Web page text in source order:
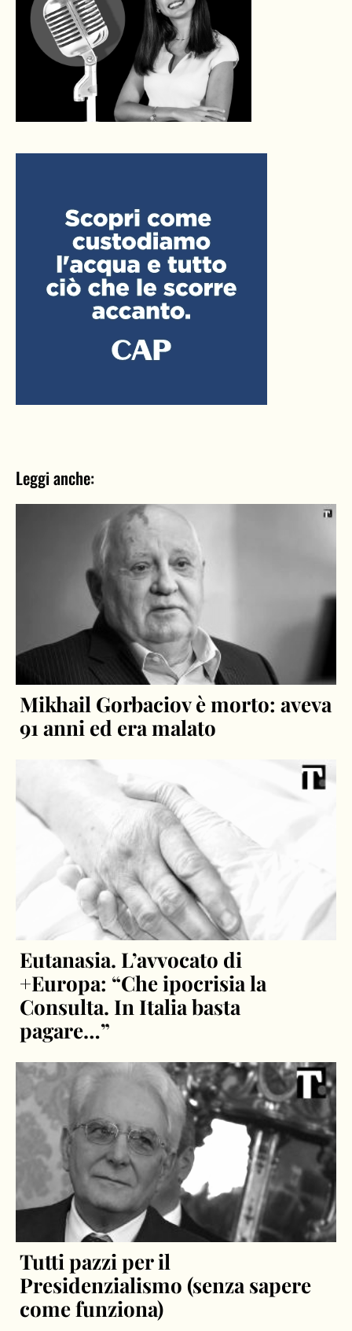
Leggi anche:
Mikhail Gorbaciov è morto: aveva
91 anni ed era malato
Eutanasia. L’avvocato di
+Europa: “Che ipocrisia la
Consulta. In Italia basta
pagare…”
Tutti pazzi per il
Presidenzialismo (senza sapere
come funziona)